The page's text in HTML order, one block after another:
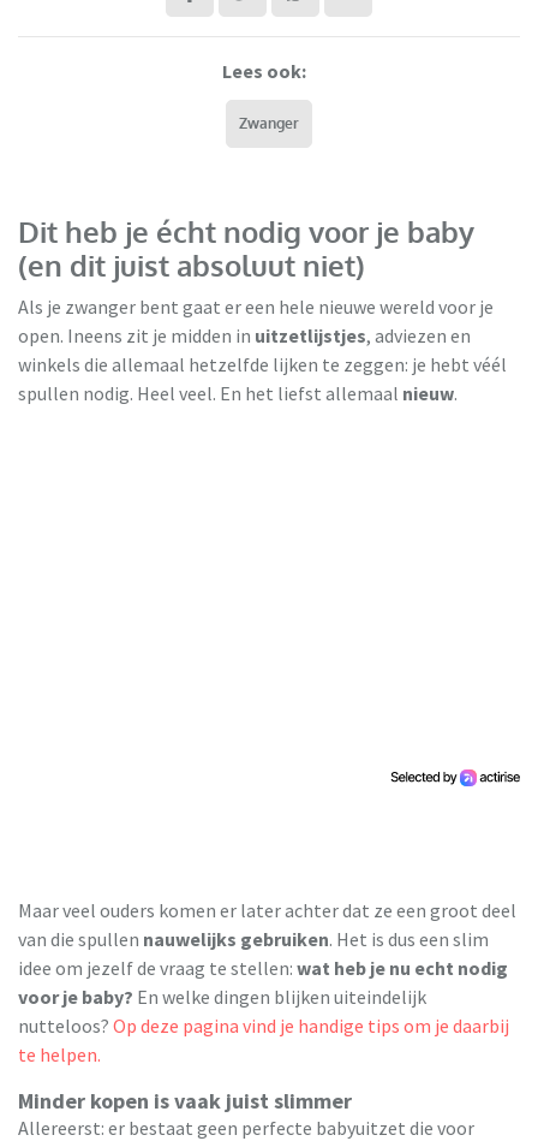
Lees ook:
Zwanger
Dit heb je écht nodig voor je baby
(en dit juist absoluut niet)
Als je zwanger bent gaat er een hele nieuwe wereld voor je
open. Ineens zit je midden in uitzetlijstjes, adviezen en
winkels die allemaal hetzelfde lijken te zeggen: je hebt véél
spullen nodig. Heel veel. En het liefst allemaal nieuw.
Maar veel ouders komen er later achter dat ze een groot deel
van die spullen nauwelijks gebruiken. Het is dus een slim
idee om jezelf de vraag te stellen: wat heb je nu echt nodig
voor je baby? En welke dingen blijken uiteindelijk
nutteloos? Op deze pagina vind je handige tips om je daarbij
te helpen.
Minder kopen is vaak juist slimmer
Allereerst: er bestaat geen perfecte babyuitzet die voor